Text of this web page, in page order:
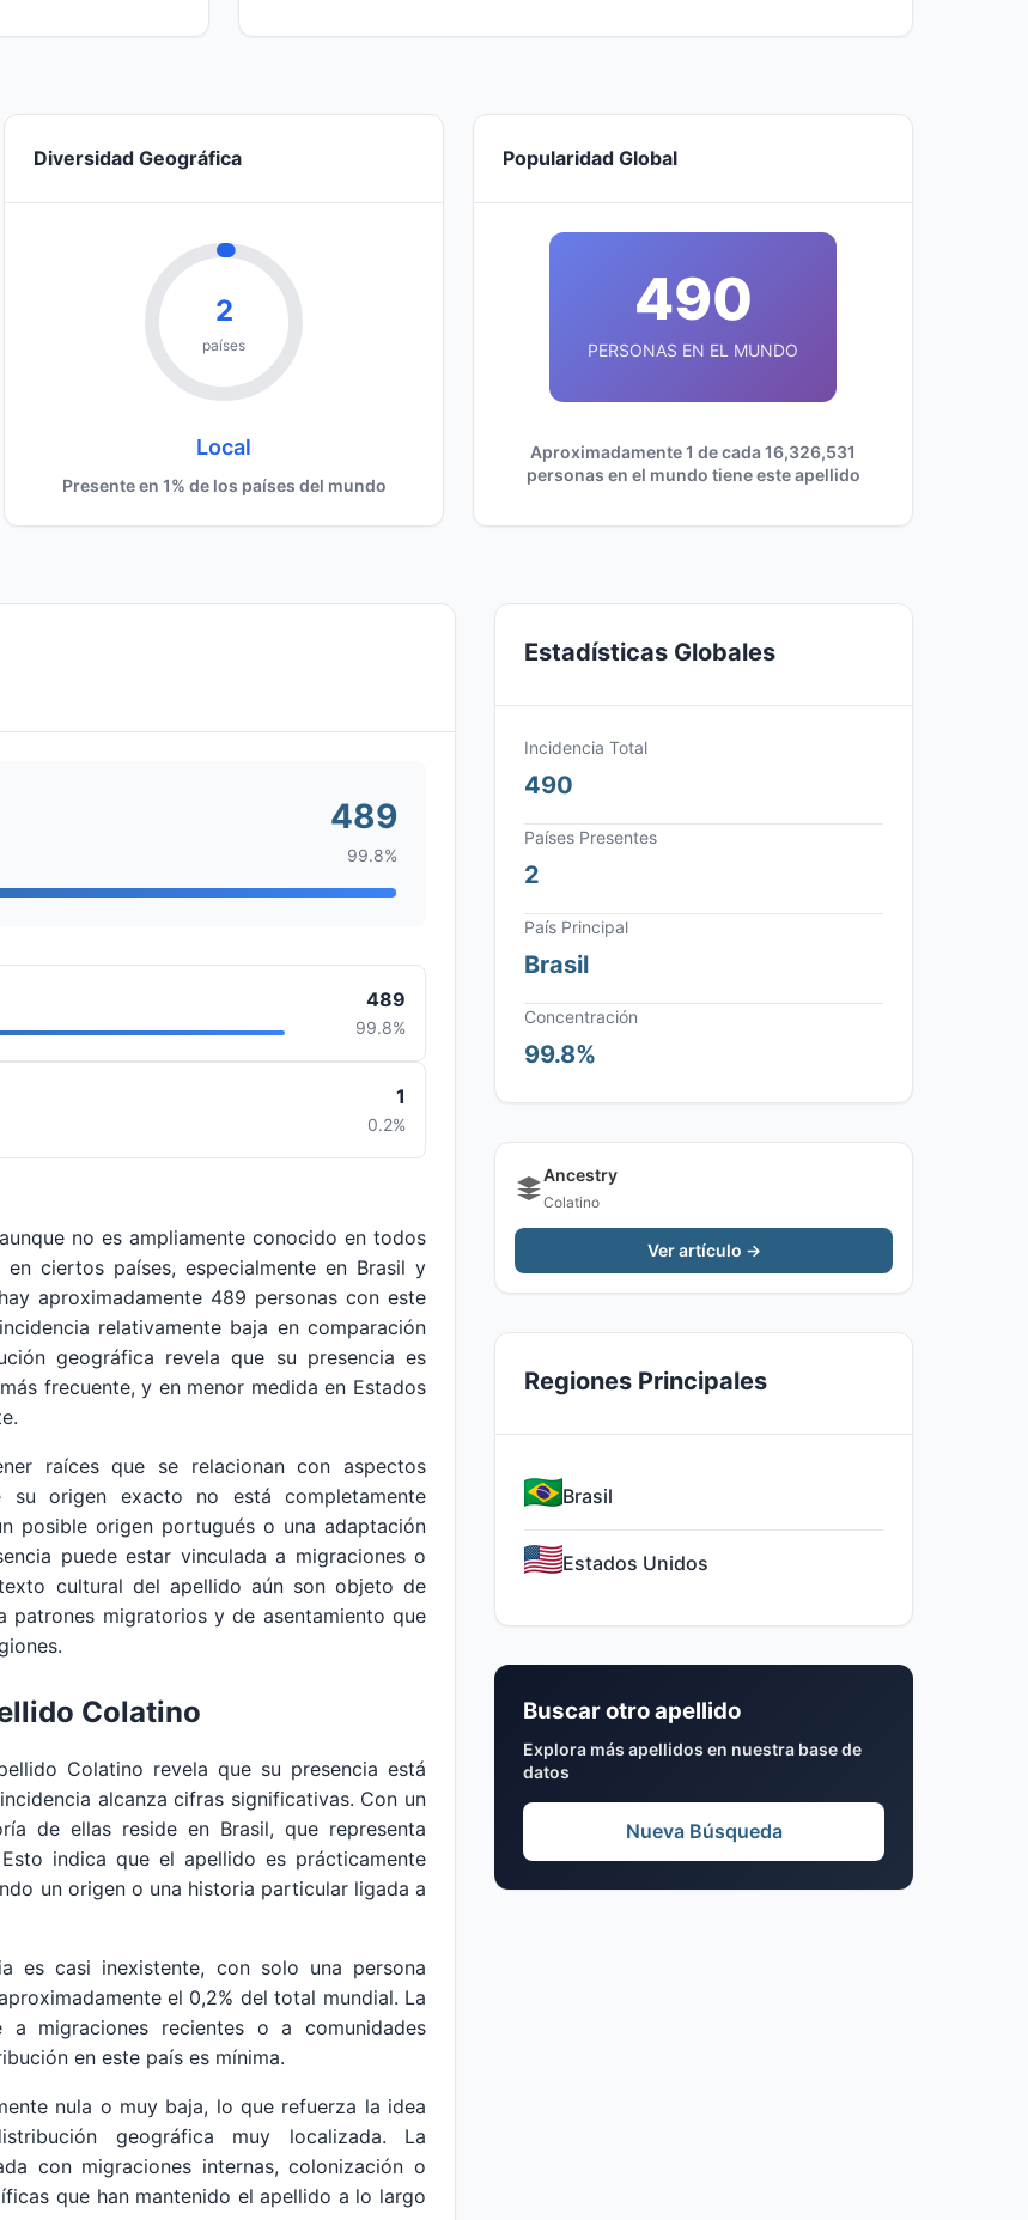
Diversidad Geográfica
2
países
Local
Presente en 1% de los países del mundo
Popularidad Global
490
PERSONAS EN EL MUNDO
Aproximadamente 1 de cada 16,326,531
personas en el mundo tiene este apellido
489
99.8%
489
99.8%
1
0.2%
no es ampliamente conocido en todos
ciertos países, especialmente en Brasil y
aproximadamente 489 personas con este
relativamente baja en comparación
geográfica revela que su presencia es
frecuente, y en menor medida en Estados
raíces que se relacionan con aspectos
su origen exacto no está completamente
posible origen portugués o una adaptación
puede estar vinculada a migraciones o
cultural del apellido aún son objeto de
patrones migratorios y de asentamiento que
Colatino
Colatino revela que su presencia está
alcanza cifras significativas. Con un
de ellas reside en Brasil, que representa
indica que el apellido es prácticamente
un origen o una historia particular ligada a
es casi inexistente, con solo una persona
el 0,2% del total mundial. La
a migraciones recientes o a comunidades
en este país es mínima.
nula o muy baja, lo que refuerza la idea
geográfica muy localizada. La
con migraciones internas, colonización o
que han mantenido el apellido a lo largo
Estadísticas Globales
Incidencia Total
490
Países Presentes
2
País Principal
Brasil
Concentración
99.8%
Ancestry
Colatino
Ver artículo →
Regiones Principales
Brasil
Estados Unidos
Buscar otro apellido
Explora más apellidos en nuestra base de
datos
Nueva Búsqueda